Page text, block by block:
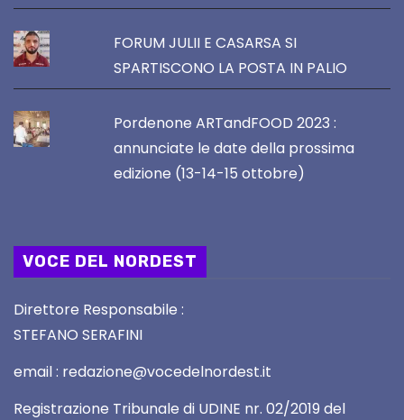
FORUM JULII E CASARSA SI
SPARTISCONO LA POSTA IN PALIO
Pordenone ARTandFOOD 2023 :
annunciate le date della prossima
edizione (13-14-15 ottobre)
VOCE DEL NORDEST
Direttore Responsabile :
STEFANO SERAFINI
email : redazione@vocedelnordest.it
Registrazione Tribunale di UDINE nr. 02/2019 del